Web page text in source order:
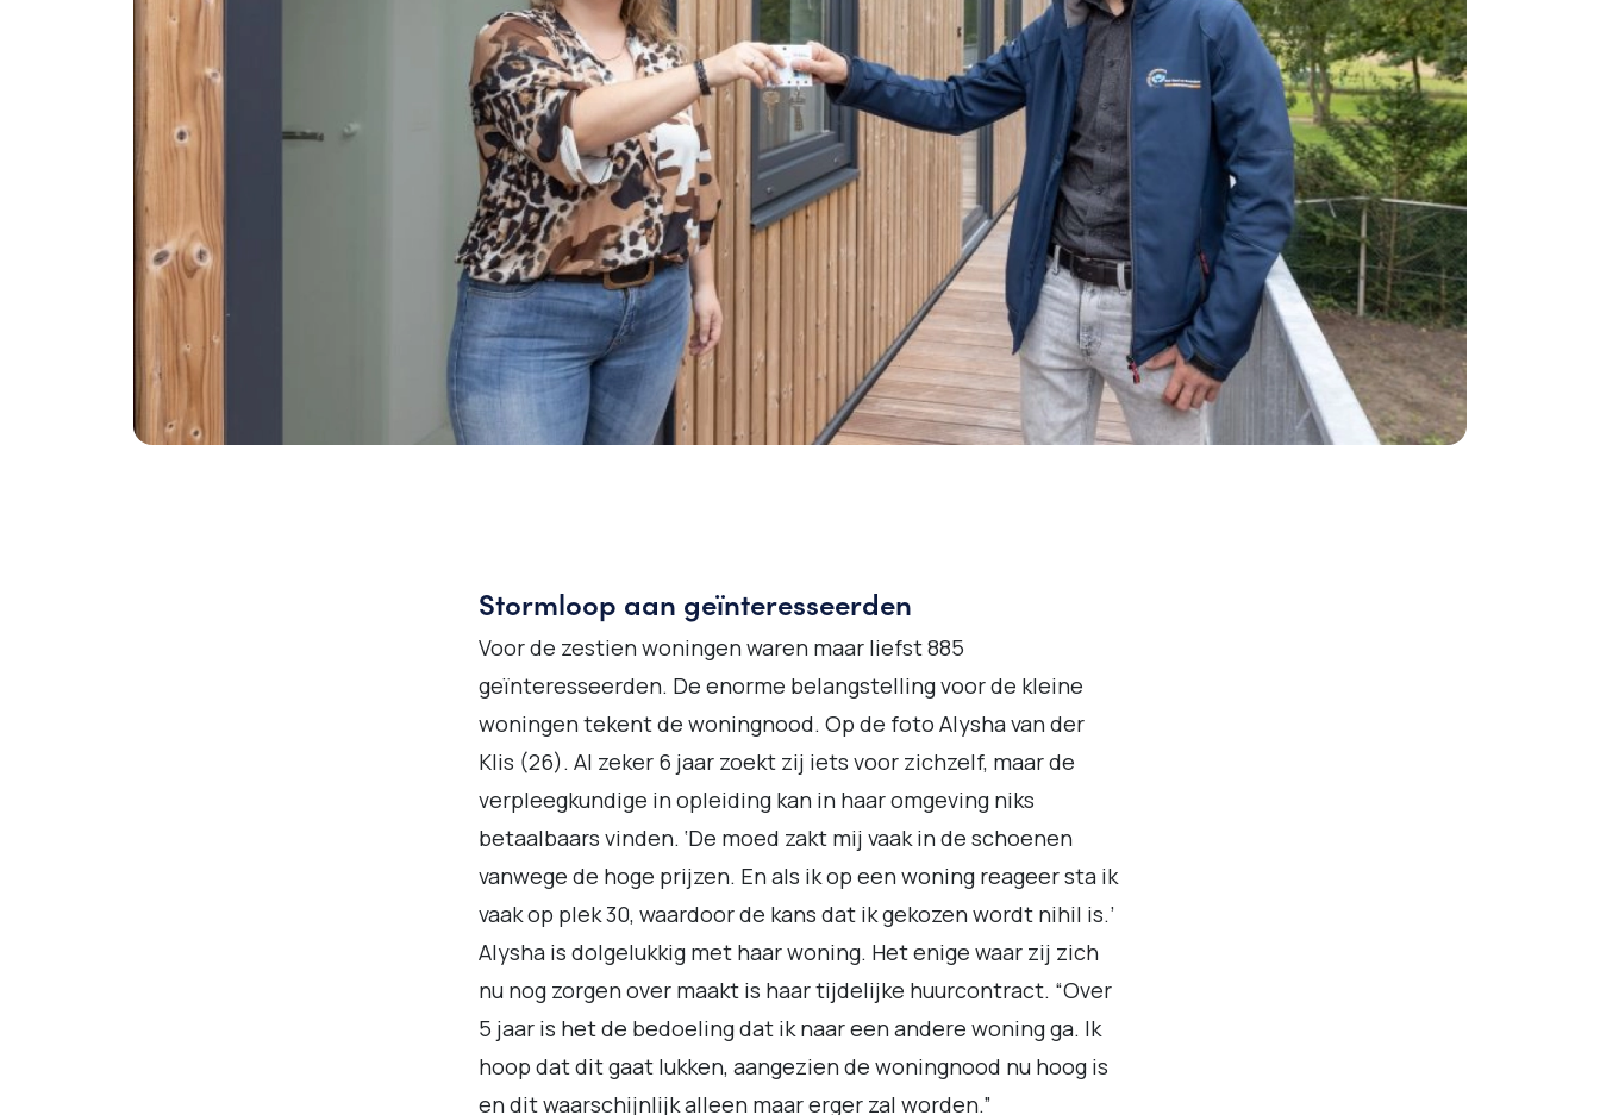
Stormloop aan geïnteresseerden
Voor de zestien woningen waren maar liefst 885
geïnteresseerden. De enorme belangstelling voor de kleine
woningen tekent de woningnood. Op de foto Alysha van der
Klis (26). Al zeker 6 jaar zoekt zij iets voor zichzelf, maar de
verpleegkundige in opleiding kan in haar omgeving niks
betaalbaars vinden. ‘De moed zakt mij vaak in de schoenen
vanwege de hoge prijzen. En als ik op een woning reageer sta ik
vaak op plek 30, waardoor de kans dat ik gekozen wordt nihil is.’
Alysha is dolgelukkig met haar woning. Het enige waar zij zich
nu nog zorgen over maakt is haar tijdelijke huurcontract. “Over
5 jaar is het de bedoeling dat ik naar een andere woning ga. Ik
hoop dat dit gaat lukken, aangezien de woningnood nu hoog is
en dit waarschijnlijk alleen maar erger zal worden.”